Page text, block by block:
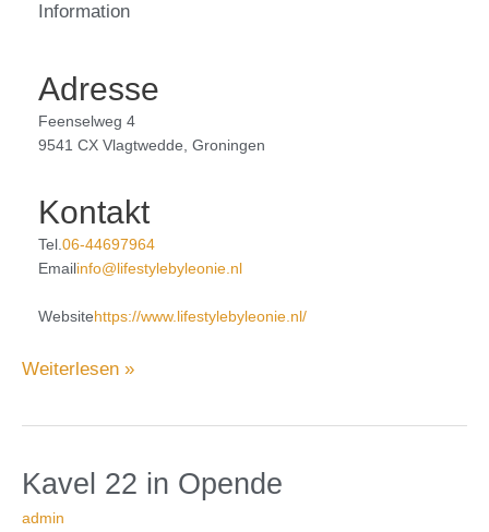
Information
Adresse
Feenselweg 4
9541 CX Vlagtwedde, Groningen
Kontakt
Tel.06-44697964
Email info@lifestylebyleonie.nl
Website https://www.lifestylebyleonie.nl/
Weiterlesen »
Kavel 22 in Opende
admin
Kavel
22
in
Opende